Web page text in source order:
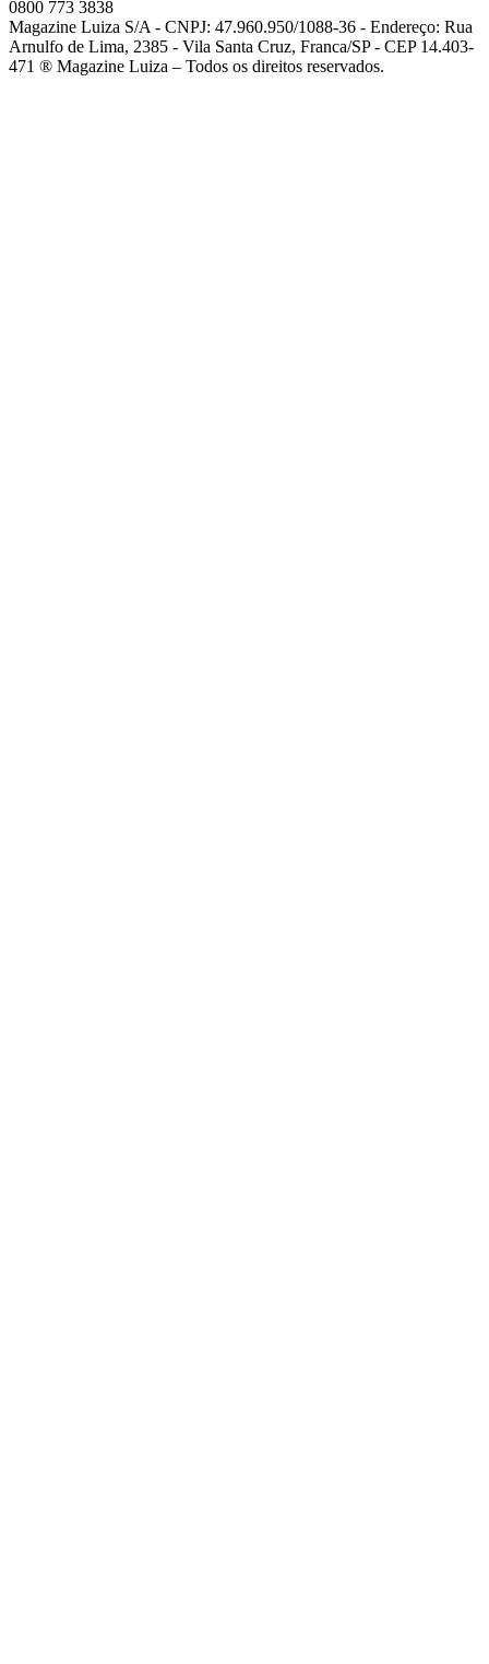
0800 773 3838
Magazine Luiza S/A - CNPJ: 47.960.950/1088-36 - Endereço: Rua
Arnulfo de Lima, 2385 - Vila Santa Cruz, Franca/SP - CEP 14.403-
471 ® Magazine Luiza – Todos os direitos reservados.